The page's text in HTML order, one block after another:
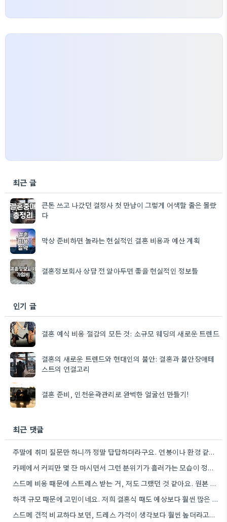
최근 글
큰돈 쓰고 나갔던 결정사 첫 만남이 그렇게 어색할 줄은 몰랐
다
막상 준비하면 놀라는 현실적인 결혼 비용과 예산 계획
결혼정보회사 상담 전 알아두면 좋을 현실적인 정보들
인기 글
결혼 예식 비용 절감의 모든 것: 소규모 웨딩의 새로운 트렌드
결혼의 새로운 트렌드와 현대인의 불안: 결혼과 불안장애테
스트의 연결고리
결혼 준비, 인천윤곽관리로 완벽한 얼굴선 만들기!
최근 댓글
주말에 취미 질문만 하니까 정말 답답하더라구요. 연봉이나 환경 같은 이야기 좀 더 솔직하게 하는 게…
카페에서 커피만 몇 잔 마시면서 그런 분위기가 흘러가는 모습이 정말 안타깝네요. 특히 상대방의 질문 방식…
스드메 비용 때문에 스트레스 받는 거, 저도 그랬던 것 같아요. 원본 데이터는 꼭 보관해야 한다는…
하객 규모 때문에 고민이네요. 저희 결혼식 때도 예상보다 훨씬 많은 하객들이 오셔서 정신없었어요.
스드메 견적 비교하다 보면, 드레스 가격이 생각보다 훨씬 높더라고요. 저는 저렴한 드레스 찾느라 여러 온라인…